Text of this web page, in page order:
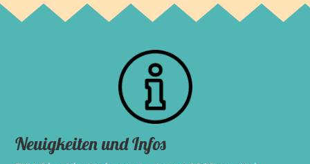
Neuigkeiten und Infos